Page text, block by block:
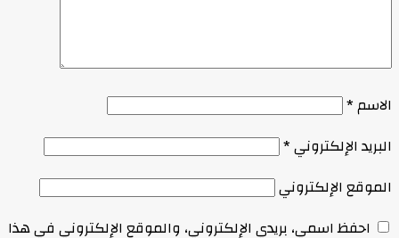
الاسم*
البريد الإلكتروني*
الموقع الإلكتروني
احفظ اسمي، بريدي الإلكتروني، والموقع الإلكتروني في هذا